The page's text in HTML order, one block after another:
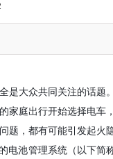
是大众共同关注的话题
家庭出行开始选择电车，
题，都有可能引发起火
电池管理系统（ 以下简